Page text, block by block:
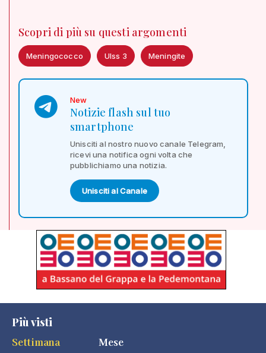
Scopri di più su questi argomenti
Meningococco Ulss 3 Meningite
New
Notizie flash sul tuo
smartphone
Unisciti al nostro nuovo canale Telegram,
ricevi una notifica ogni volta che
pubblichiamo una notizia.
Unisciti al Canale
Più visti
Settimana
Mese